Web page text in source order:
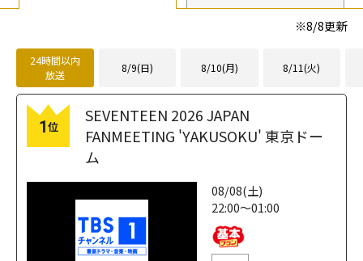
※8/8更新
24時間以内
放送
8/9(日) 8/10(月) 8/11(火)
1位
SEVENTEEN 2026 JAPAN
FANMEETING 'YAKUSOKU' 東京ドー
ム
08/08(土)
22:00～01:00